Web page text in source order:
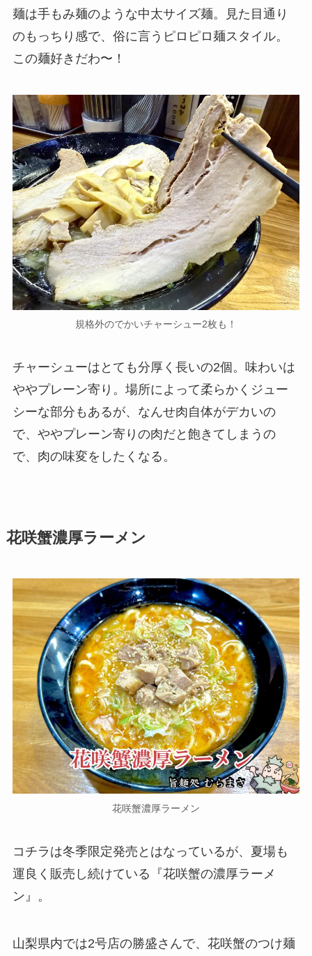
麺は手もみ麺のような中太サイズ麺。見た目通り
のもっちり感で、俗に言うピロピロ麺スタイル。
この麺好きだわ〜！
規格外のでかいチャーシュー2枚も！
チャーシューはとても分厚く長いの2個。味わいは
ややプレーン寄り。場所によって柔らかくジュー
シーな部分もあるが、なんせ肉自体がデカいの
で、ややプレーン寄りの肉だと飽きてしまうの
で、肉の味変をしたくなる。
花咲蟹濃厚ラーメン
花咲蟹濃厚ラーメン
コチラは冬季限定発売とはなっているが、夏場も
運良く販売し続けている『花咲蟹の濃厚ラーメ
ン』。
山梨県内では2号店の勝盛さんで、花咲蟹のつけ麺